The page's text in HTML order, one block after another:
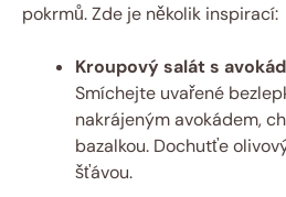
pokrmů. Zde je několik inspirací:
Kroupový salát s
Smíchejte uvařené
nakrájeným avokádem,
bazalkou. Dochutťe
šťávou.